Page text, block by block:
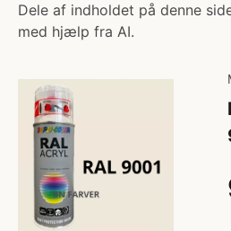
Dele af indholdet på denne
med hjælp fra AI.